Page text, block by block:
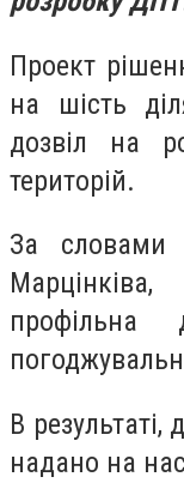
Проект
на шість
дозвіл на
територій.
За словами
профільна
В
надано на